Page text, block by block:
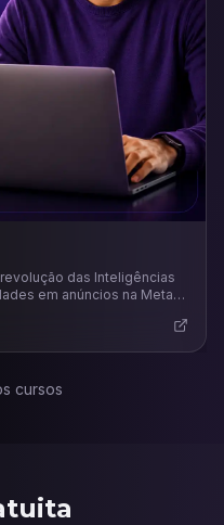
das Inteligências
em anúncios na Meta
cursos